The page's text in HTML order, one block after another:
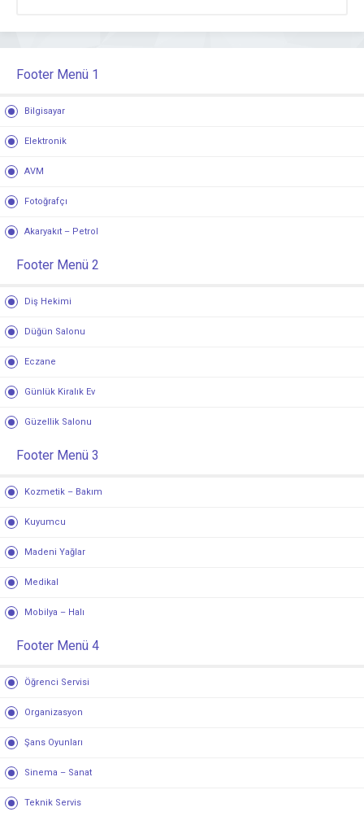
Footer Menü 1
Bilgisayar
Elektronik
AVM
Fotoğrafçı
Akaryakıt – Petrol
Footer Menü 2
Diş Hekimi
Düğün Salonu
Eczane
Günlük Kiralık Ev
Güzellik Salonu
Footer Menü 3
Kozmetik – Bakım
Kuyumcu
Madeni Yağlar
Medikal
Mobilya – Halı
Footer Menü 4
Öğrenci Servisi
Organizasyon
Şans Oyunları
Sinema – Sanat
Teknik Servis